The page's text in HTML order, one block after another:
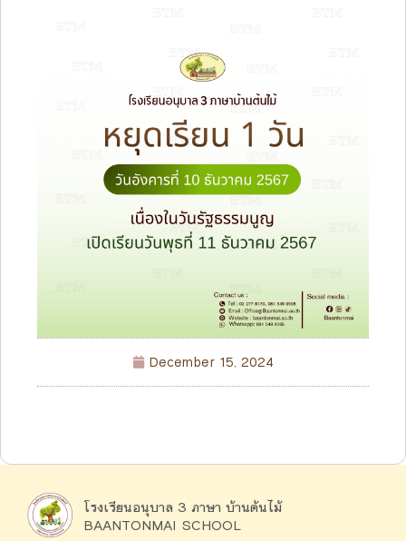
December 15, 2024
โรงเรียนอนุบาล 3 ภาษา บ้านต้นไม้
BAANTONMAI SCHOOL